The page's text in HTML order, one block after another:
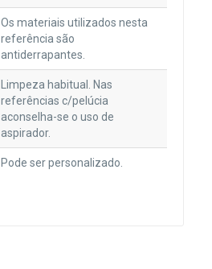
Os materiais utilizados nesta
referência são
antiderrapantes.
Limpeza habitual. Nas
referências c/pelúcia
aconselha-se o uso de
aspirador.
Pode ser personalizado.